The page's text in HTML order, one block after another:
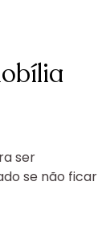
ser
se não ficar